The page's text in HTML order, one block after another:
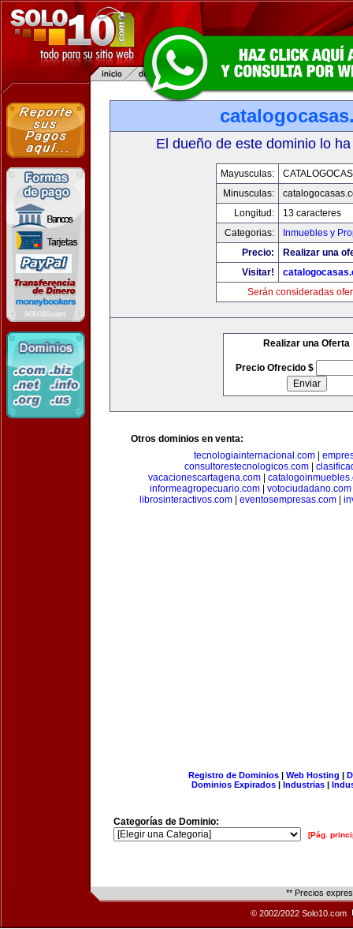
El dueño de este dominio lo
Mayusculas:
Minusculas:
Longitud:
13 caracteres
Categorias:
Inmuebles y
Precio:
Realizar una
Visitar!
Serán consideradas
Realizar una Oferta
Precio Ofrecido $
Otros dominios en venta:
tecnologiainternacional.com|
consultorestecnologicos.com
vacacionescartagena.com
informeagropecuario.com| votociudadano.com
librosinteractivos.com| eventosempresas.com|
Registro de Dominios| Web Hosting |
Dominios Expirados | Industrias |
Categorías de Dominio:
[Pág.
** Precios
© 2002/2022 Solo10.com